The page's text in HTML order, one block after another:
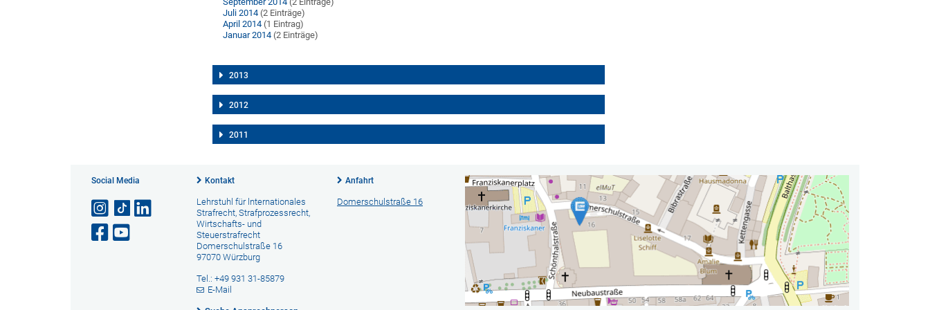
Juli 2014 (2 Einträge)
April 2014 (1 Eintrag)
Januar 2014 (2 Einträge)
2013
2012
2011
Social Media Kontakt
Lehrstuhl für lnternationales
Strafrecht, Strafprozessrecht,
Wirtschafts- und
Steuerstrafrecht
Domerschulstraße 16
97070 Würzburg
Tel.: +49 931 31-85879
E-Mail
Anfahrt
Domerschulstraße 16